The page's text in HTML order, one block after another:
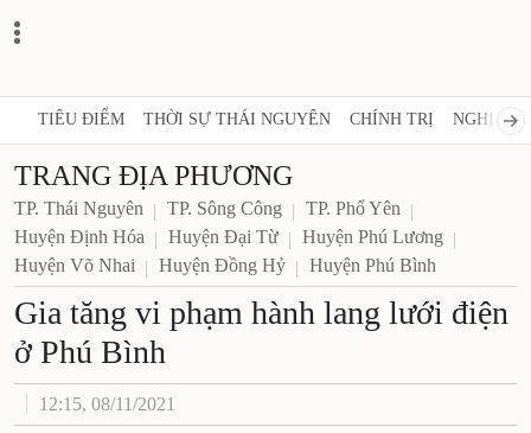
TIÊU ĐIỂM THỜI SỰ THÁI NGUYÊN CHÍNH TRỊ NGHỊ
TRANG ĐỊA PHƯƠNG
TP. Thái Nguyên TP. Sông Công
TP. Phổ Yên
Huyện Định Hóa
Huyện Đại Từ
Huyện Phú Lương
Huyện Võ Nhai
Huyện Đồng Hỷ Huyện Phú Bình
Gia tăng vi phạm hành lang lưới điện
ở Phú Bình
12:15, 08/11/2021